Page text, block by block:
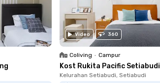
Video 360
Coliving • Campur
Kost Rukita Pacific Setiabudi
Kelurahan Setiabudi, Setiabudi